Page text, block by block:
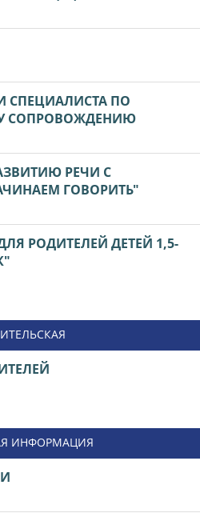
СПЕЦИАЛИСТА ПО
СОПРОВОЖДЕНИЮ
РЕЧИ С
ГОВОРИТЬ"
РОДИТЕЛЕЙ ДЕТЕЙ 1,5-
ИНФОРМАЦИЯ